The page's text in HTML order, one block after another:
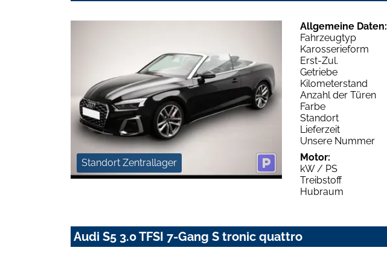
Standort Zentrallager
Allgemeine Daten:
Fahrzeugtyp
Karosserieform
Erst-Zul.
Getriebe
Kilometerstand
Anzahl der Türen
Farbe
Standort
Lieferzeit
Unsere Nummer
Motor:
kW / PS
Treibstoff
Hubraum
Audi S5 3.0 TFSI 7-Gang S tronic quattro